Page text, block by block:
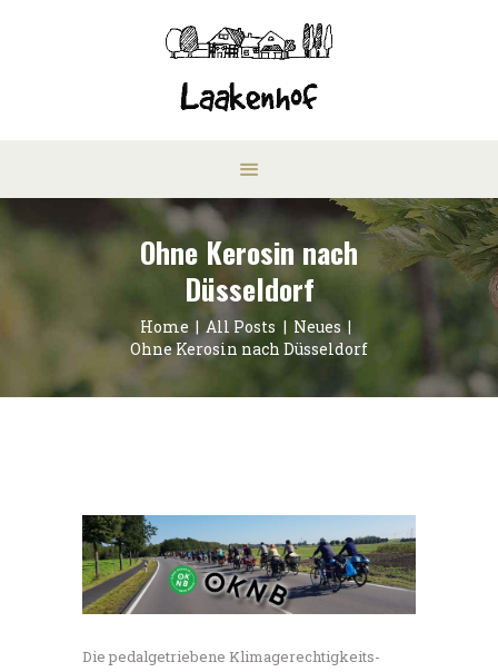
Ohne Kerosin nach
Düsseldorf
Home All Posts
Neues
Ohne Kerosin nach Düsseldorf
Die pedalgetriebene Klimagerechtigkeits-